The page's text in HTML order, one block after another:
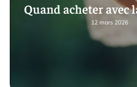
Quand acheter avec
12 mars 2026